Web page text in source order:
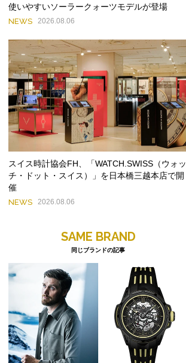
使いやすいソーラークォーツモデルが登場
NEWS 2026.08.06
スイス時計協会FH、「WATCH.SWISS（ウォッ
チ・ドット・スイス）」を日本橋三越本店で開
催
NEWS 2026.08.06
SAME BRAND
同じブランドの記事